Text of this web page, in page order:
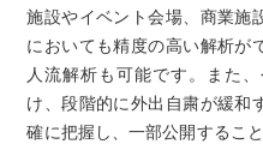
施設やイベント会場、商業施
においても精度の高い解析が
人流解析も可能です。また
け、段階的に外出自粛が緩和
確に把握し、一部公開するこ